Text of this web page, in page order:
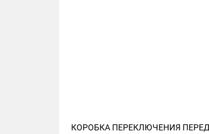
КОРОБКА ПЕРЕКЛЮЧЕНИЯ